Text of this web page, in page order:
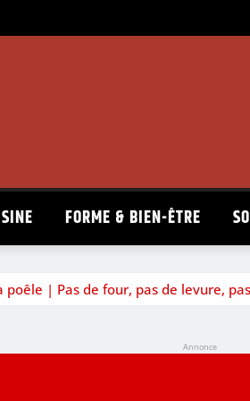
FORME & BIEN-ÊTRE
| Pas de four, pas de levure,
Annonce